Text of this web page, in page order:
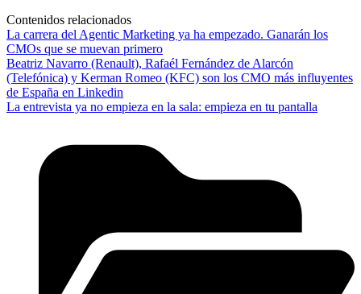
Contenidos relacionados
La carrera del Agentic Marketing ya ha empezado. Ganarán los
CMOs que se muevan primero
Beatriz Navarro (Renault), Rafaél Fernández de Alarcón
(Telefónica) y Kerman Romeo (KFC) son los CMO más influyentes
de España en Linkedin
La entrevista ya no empieza en la sala: empieza en tu pantalla